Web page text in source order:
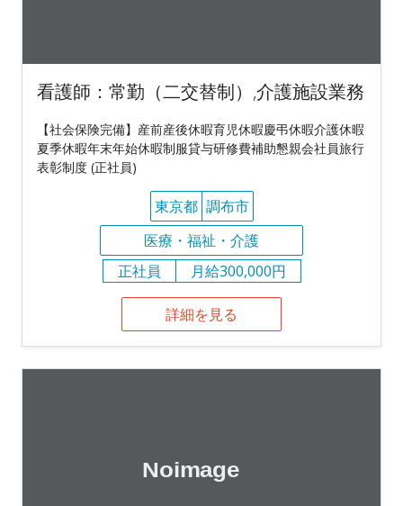
看護師：常勤（二交替制）,介護施設業務
【社会保険完備】産前産後休暇育児休暇慶弔休暇介護休暇
夏季休暇年末年始休暇制服貸与研修費補助懇親会社員旅行
表彰制度 (正社員)
東京都 調布市
医療・福祉・介護
正社員
月給300,000円
詳細を見る